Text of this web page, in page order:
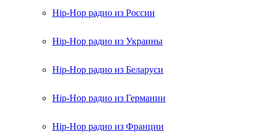
Hip-Hop радио из России
Hip-Hop радио из Украины
Hip-Hop радио из Беларуси
Hip-Hop радио из Германии
Hip-Hop радио из Франции